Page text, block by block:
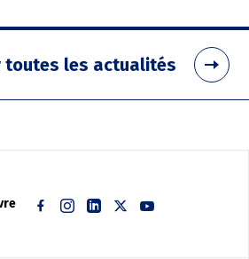
toutes les actualités